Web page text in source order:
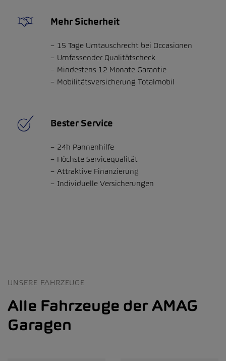
Mehr Sicherheit
15 Tage Umtauschrecht bei Occasionen
Umfassender Qualitätscheck
Mindestens 12 Monate Garantie
Mobilitätsversicherung Totalmobil
Bester Service
24h Pannenhilfe
Höchste Servicequalität
Attraktive Finanzierung
Individuelle Versicherungen
UNSERE FAHRZEUGE
Alle Fahrzeuge der AMAG
Garagen